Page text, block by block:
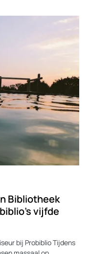
Bibliotheek
vijfde
bij Probiblio Tijdens